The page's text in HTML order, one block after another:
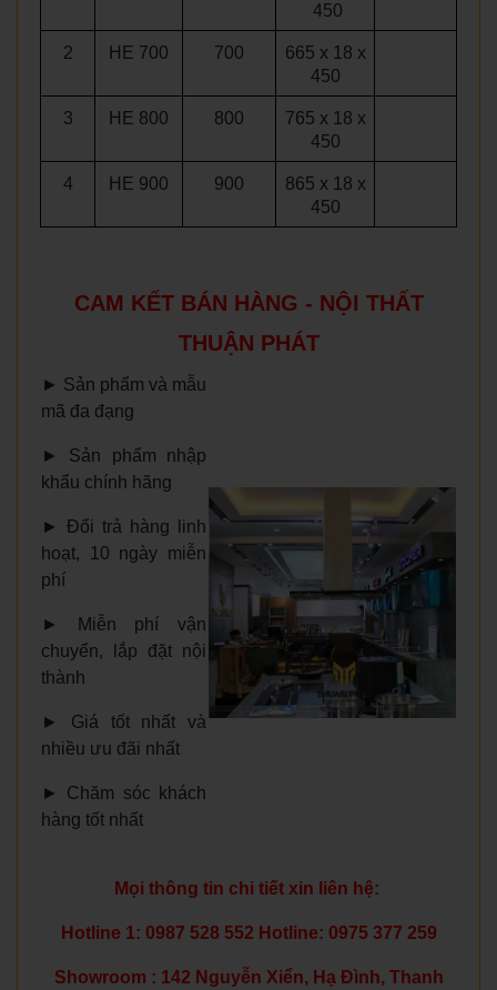
450
2 HE 700 700
665 x 18 x
450
3 HE 800 800
765 x 18 x
450
4 HE 900 900
865 x 18 x
450
CAM KẾT BÁN HÀNG - NỘI THẤT
THUẬN PHÁT
► Sản phẩm và mẫu
mã đa đạng
► Sản phẩm nhập
khẩu chính hãng
► Đổi trả hàng linh
hoạt, 10 ngày miễn
phí
►
Miễn phí vận
chuyển, lắp đặt nội
thành
► Giá tốt nhất và
nhiều ưu đãi nhất
► Chăm sóc khách
hàng tốt nhất
Mọi thông tin chi tiết xin liên hệ:
Hotline 1: 0987 528 552 Hotline: 0975 377 259
Showroom : 142 Nguyễn Xiển, Hạ Đình, Thanh